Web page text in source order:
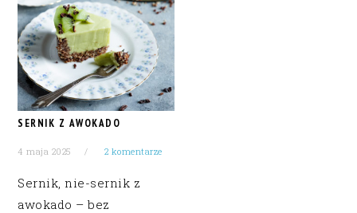
SERNIK Z AWOKADO
4 maja 2025 2 komentarze
Sernik, nie-sernik z
awokado – bez